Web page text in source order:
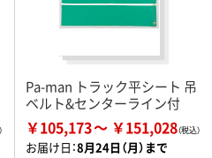
Pa-man トラック平シート 吊
ベルト&センターライン付
￥105,173 ￥151,028
お届け日：8月24日（月）まで